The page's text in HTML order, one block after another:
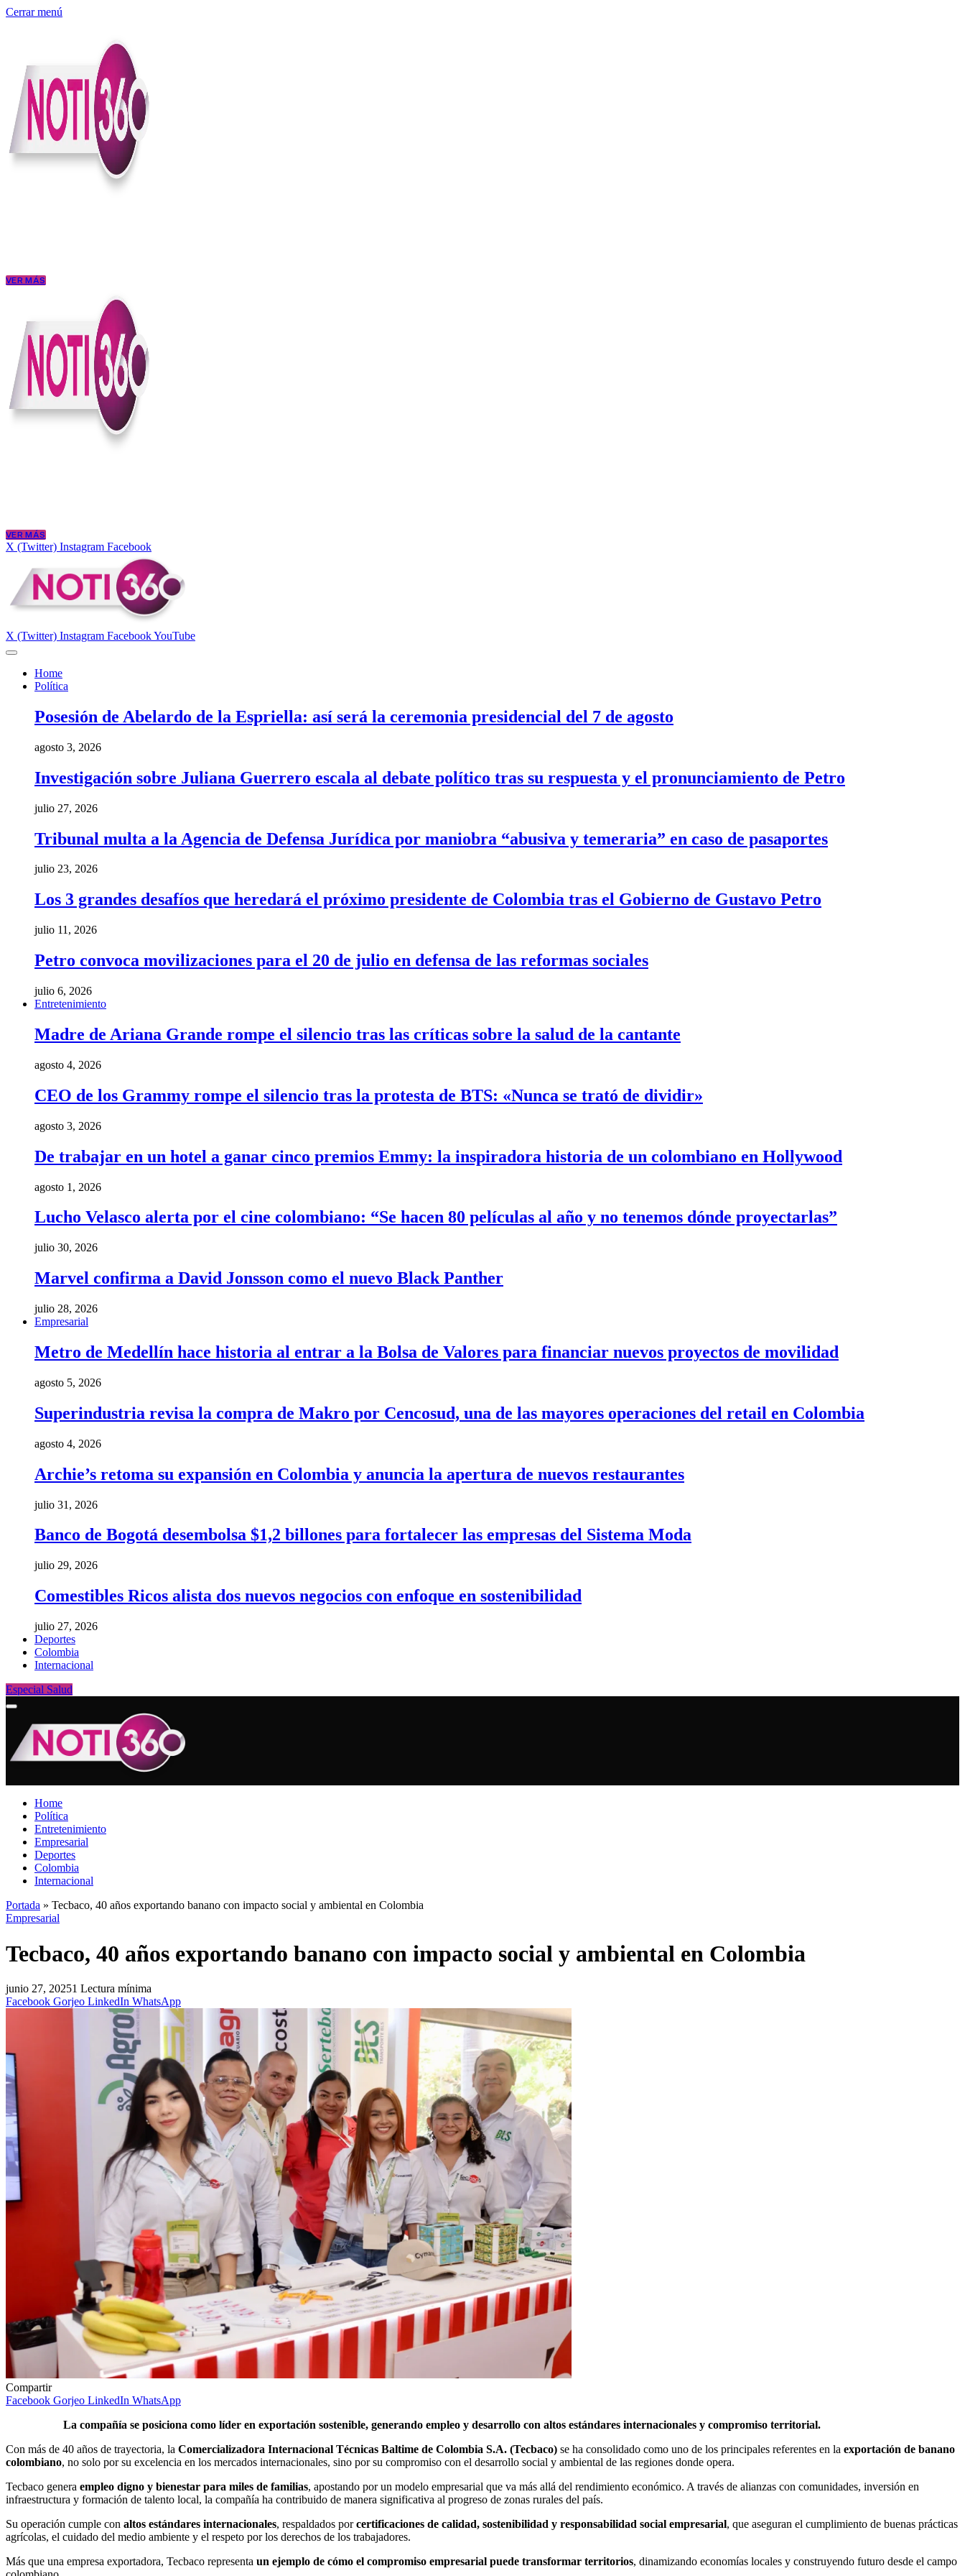
Cerrar menú
VER MÁS
VER MÁS
X (Twitter) Instagram Facebook
X (Twitter) Instagram FacebookYouTube
Home
Política
Posesión de Abelardo de la Espriella: así será la ceremonia presidencial del 7 de agosto
agosto 3, 2026
Investigación sobre Juliana Guerrero escala al debate político tras su respuesta y el pronunciamiento de Petro
julio 27, 2026
Tribunal multa a la Agencia de Defensa Jurídica por maniobra “abusiva y temeraria” en caso de pasaportes
julio 23, 2026
Los 3 grandes desafíos que heredará el próximo presidente de Colombia tras el Gobierno de Gustavo Petro
julio 11, 2026
Petro convoca movilizaciones para el 20 de julio en defensa de las reformas sociales
julio 6, 2026
Entretenimiento
Madre de Ariana Grande rompe el silencio tras las críticas sobre la salud de la cantante
agosto 4, 2026
CEO de los Grammy rompe el silencio tras la protesta de BTS: «Nunca se trató de dividir»
agosto 3, 2026
De trabajar en un hotel a ganar cinco premios Emmy: la inspiradora historia de un colombiano en Hollywood
agosto 1, 2026
Lucho Velasco alerta por el cine colombiano: “Se hacen 80 películas al año y no tenemos dónde proyectarlas”
julio 30, 2026
Marvel confirma a David Jonsson como el nuevo Black Panther
julio 28, 2026
Empresarial
Metro de Medellín hace historia al entrar a la Bolsa de Valores para financiar nuevos proyectos de movilidad
agosto 5, 2026
Superindustria revisa la compra de Makro por Cencosud, una de las mayores operaciones del retail en Colombia
agosto 4, 2026
Archie’s retoma su expansión en Colombia y anuncia la apertura de nuevos restaurantes
julio 31, 2026
Banco de Bogotá desembolsa $1,2 billones para fortalecer las empresas del Sistema Moda
julio 29, 2026
Comestibles Ricos alista dos nuevos negocios con enfoque en sostenibilidad
julio 27, 2026
Deportes
Colombia
Internacional
Especial Salud
Home
Política
Entretenimiento
Empresarial
Deportes
Colombia
Internacional
Portada » Tecbaco, 40 años exportando banano con impacto social y ambiental en Colombia
Empresarial
Tecbaco, 40 años exportando banano con impacto social y ambiental en Colombia
junio 27, 20251 Lectura mínima
Facebook Gorjeo LinkedIn WhatsApp
Compartir
Facebook Gorjeo LinkedIn WhatsApp
La compañía se posiciona como líder en exportación sostenible, generando empleo y desarrollo con altos estándares internacionales y compromiso territorial.
Con más de 40 años de trayectoria, la Comercializadora Internacional Técnicas Baltime de Colombia S.A. (Tecbaco) se ha consolidado como uno de los principales referentes en la exportación de banano
colombiano, no solo por su excelencia en los mercados internacionales, sino por su compromiso con el desarrollo social y ambiental de las regiones donde opera.
Tecbaco genera empleo digno y bienestar para miles de familias, apostando por un modelo empresarial que va más allá del rendimiento económico. A través de alianzas con comunidades, inversión en
infraestructura y formación de talento local, la compañía ha contribuido de manera significativa al progreso de zonas rurales del país.
Su operación cumple con altos estándares internacionales, respaldados porcertificaciones de calidad, sostenibilidad y responsabilidad social empresarial, que aseguran el cumplimiento de buenas prácticas
agrícolas, el cuidado del medio ambiente y el respeto por los derechos de los trabajadores.
Más que una empresa exportadora, Tecbaco representa un ejemplo de cómo el compromiso empresarial puede transformar territorios, dinamizando economías locales y construyendo futuro desde el campo